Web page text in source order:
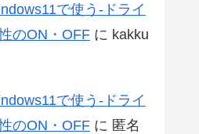
で使う-ドライ
のON・OFF に kakku
で使う-ドライ
のON・OFF に 匿名